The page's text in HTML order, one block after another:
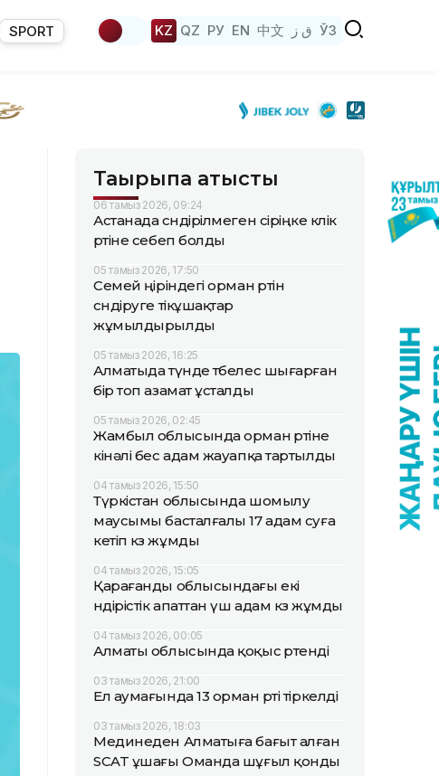
SPORT KZ QZ РУ EN 中文 ق ز ЎЗ
Тақырыпқа қатысты
06 тамыз 2026, 09:24
Астанада сөндірілмеген сіріңке көлік
өртіне себеп болды
05 тамыз 2026, 17:50
Семей өңіріндегі орман өртін
сөндіруге тікұшақтар
жұмылдырылды
05 тамыз 2026, 16:25
Алматыда түнде төбелес шығарған
бір топ азамат ұсталды
05 тамыз 2026, 02:45
Жамбыл облысында орман өртіне
кінәлі бес адам жауапқа тартылды
04 тамыз 2026, 15:50
Түркістан облысында шомылу
маусымы басталғалы 17 адам суға
кетіп көз жұмды
04 тамыз 2026, 15:05
Қарағанды облысындағы екі
өндірістік апаттан үш адам көз жұмды
04 тамыз 2026, 00:05
Алматы облысында қоқыс өртенді
03 тамыз 2026, 21:00
Ел аумағында 13 орман өрті тіркелді
03 тамыз 2026, 18:03
Мединеден Алматыға бағыт алған
SCAT ұшағы Оманда шұғыл қонды